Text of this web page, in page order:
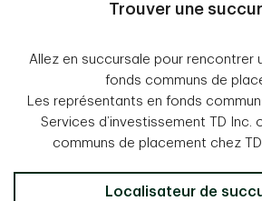
Trouver une
Allez en succursale pour rencontrer
fonds communs de
Les représentants en fonds
Services d’investissement TD Inc.
communs de placement chez
Localisateur de